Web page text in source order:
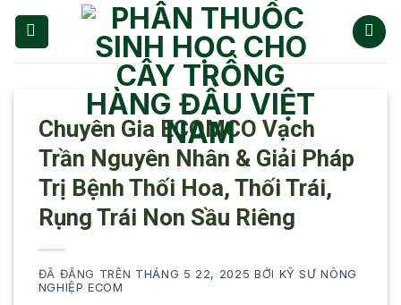
Chuyển
đến
Chuyên Gia ECOMCO Vạch
Trần Nguyên Nhân & Giải Pháp
Trị Bệnh Thối Hoa, Thối Trái,
Rụng Trái Non Sầu Riêng
ĐÃ ĐĂNG TRÊN THÁNG 5 22, 2025 BỞI KỸ SƯ NÔNG
NGHIỆP ECOM